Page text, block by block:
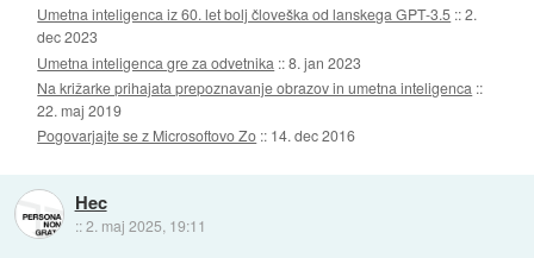
Umetna inteligenca iz 60. let bolj človeška od lanskega GPT-3.5 ::2.
dec 2023
Umetna inteligenca gre za odvetnika ::8. jan 2023
Na križarke prihajata prepoznavanje obrazov in umetna inteligenca ::
22. maj 2019
Pogovarjajte se z Microsoftovo Zo :: 14. dec 2016
Hec
::2. maj 2025, 19:11